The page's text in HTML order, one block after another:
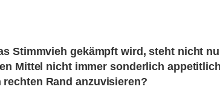
Stimmvieh gekämpft wird, steht nicht
Mittel nicht immer sonderlich
Rand anzuvisieren?